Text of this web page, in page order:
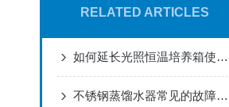
RELATED ARTICLES
如何延长光照恒温培养箱使用寿命
不锈钢蒸馏水器常见的故障有哪些？想知道吗？